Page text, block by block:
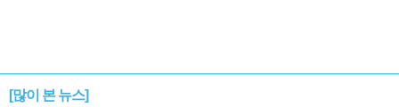
[많이 본 뉴스]